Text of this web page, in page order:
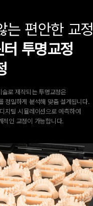
는 편안한 교정
투명교정
로 제작되는 투명교정은
정밀하게 분석해 맞춤 설계됩니다.
지털 시뮬레이션으로 예측하여
적인 교정이 가능합니다.